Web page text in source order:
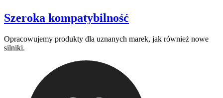
Szeroka kompatybilność
Opracowujemy produkty dla uznanych marek, jak również nowe
silniki.